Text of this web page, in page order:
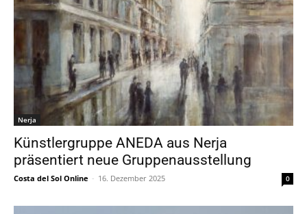
Nerja
Künstlergruppe ANEDA aus Nerja
präsentiert neue Gruppenausstellung
Costa del Sol Online - 16. Dezember 2025 0